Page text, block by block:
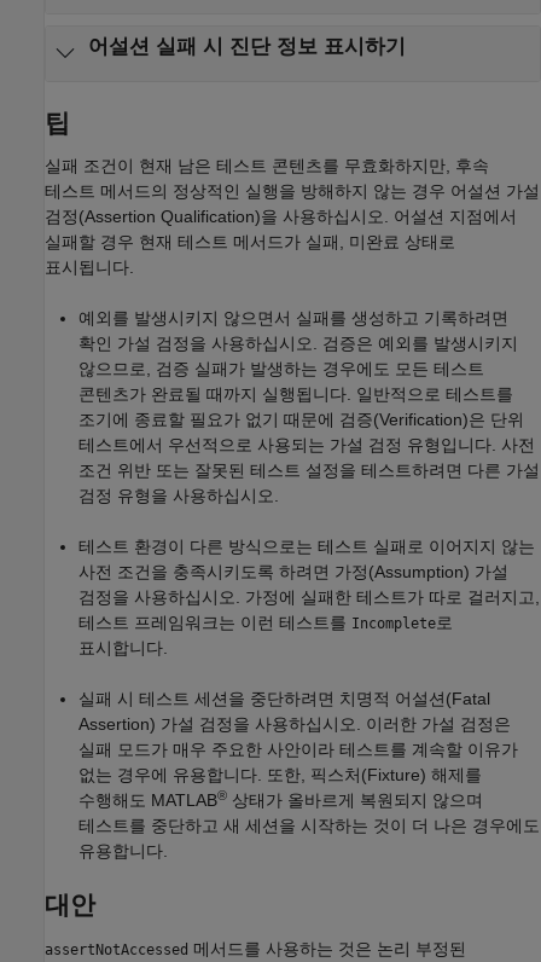
어설션 실패 시 진단 정보 표시하기
팁
실패 조건이 현재 남은 테스트 콘텐츠를 무효화하지만, 후속
테스트 메서드의 정상적인 실행을 방해하지 않는 경우 어설션 가설
검정(Assertion Qualification)을 사용하십시오. 어설션 지점에서
실패할 경우 현재 테스트 메서드가 실패, 미완료 상태로
표시됩니다.
예외를 발생시키지 않으면서 실패를 생성하고 기록하려면
확인 가설 검정을 사용하십시오. 검증은 예외를 발생시키지
않으므로, 검증 실패가 발생하는 경우에도 모든 테스트
콘텐츠가 완료될 때까지 실행됩니다. 일반적으로 테스트를
조기에 종료할 필요가 없기 때문에 검증(Verification)은 단위
테스트에서 우선적으로 사용되는 가설 검정 유형입니다. 사전
조건 위반 또는 잘못된 테스트 설정을 테스트하려면 다른 가설
검정 유형을 사용하십시오.
테스트 환경이 다른 방식으로는 테스트 실패로 이어지지 않는
사전 조건을 충족시키도록 하려면 가정(Assumption) 가설
검정을 사용하십시오. 가정에 실패한 테스트가 따로 걸러지고,
테스트 프레임워크는 이런 테스트를 Incomplete로
표시합니다.
실패 시 테스트 세션을 중단하려면 치명적 어설션(Fatal
Assertion) 가설 검정을 사용하십시오. 이러한 가설 검정은
실패 모드가 매우 주요한 사안이라 테스트를 계속할 이유가
없는 경우에 유용합니다. 또한, 픽스처(Fixture) 해제를
수행해도 MATLAB® 상태가 올바르게 복원되지 않으며
테스트를 중단하고 새 세션을 시작하는 것이 더 나은 경우에도
유용합니다.
대안
assertNotAccessed 메서드를 사용하는 것은 논리 부정된